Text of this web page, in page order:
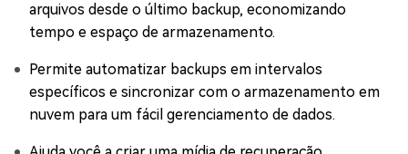
arquivos desde o último backup, economizando
tempo e espaço de armazenamento.
Permite automatizar backups em intervalos
específicos e sincronizar com o armazenamento em
nuvem para um fácil gerenciamento de dados.